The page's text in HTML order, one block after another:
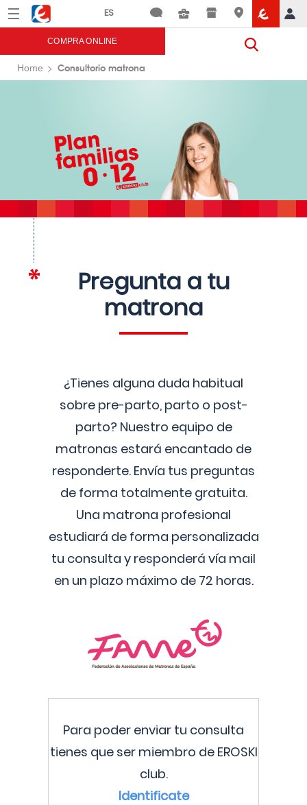
Menú Eroski
COMPRA ONLINE
Home Consultorio matrona
Pregunta a tu
matrona
¿Tienes alguna duda habitual
sobre pre-parto, parto o post-
parto? Nuestro equipo de
matronas estará encantado de
responderte. Envía tus preguntas
de forma totalmente gratuita.
Una matrona profesional
estudiará de forma personalizada
tu consulta y responderá vía mail
en un plazo máximo de 72 horas.
Para poder enviar tu consulta
tienes que ser miembro de EROSKI
club.
Identificate